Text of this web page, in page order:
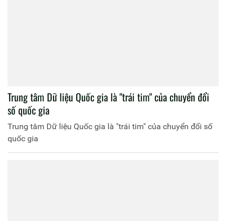
Trung tâm Dữ liệu Quốc gia là "trái tim" của chuyển đổi
số quốc gia
Trung tâm Dữ liệu Quốc gia là "trái tim" của chuyển đổi số
quốc gia